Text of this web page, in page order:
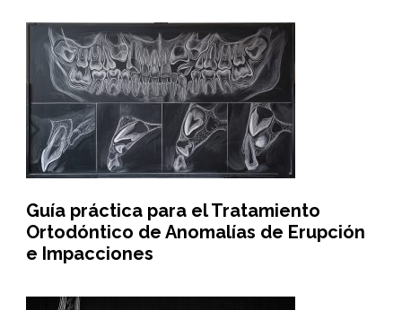
Guía práctica para el Tratamiento
Ortodóntico de Anomalías de Erupción
e Impacciones